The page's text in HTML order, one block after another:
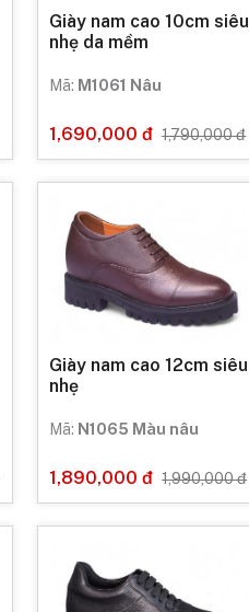
Giày nam cao 10cm siêu
nhẹ da mềm
Mã: M1061 Nâu
1,690,000 đ 1,790,000 đ
Giày nam cao 12cm siêu
nhẹ
Mã: N1065 Màu nâu
1,890,000 đ 1,990,000 đ